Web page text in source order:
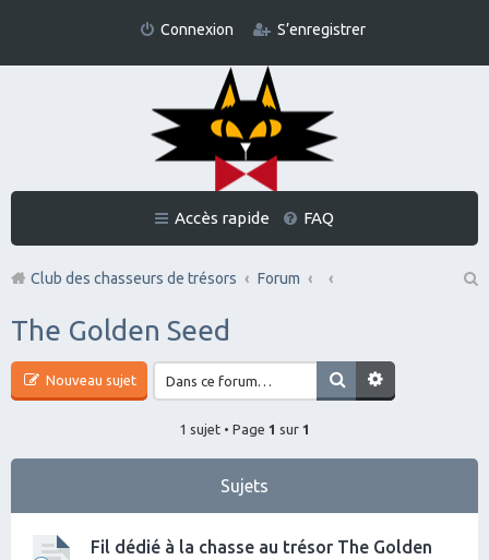
Connexion S’enregistrer
Accès rapide FAQ
Club des chasseurs de trésors
Forum
The Golden Seed
Nouveau sujet
1 sujet • Page 1 sur 1
Sujets
Fil dédié à la chasse au trésor The Golden